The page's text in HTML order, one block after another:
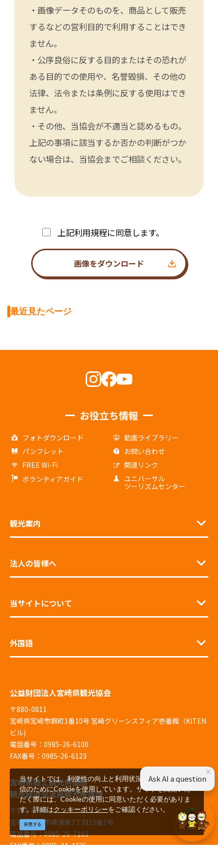
・画像データそのものを、商品として販売
するなどの営利目的で利用することはでき
ません。
・公序良俗に反する目的またはその恐れが
ある目的での使用や、名誉毀損、その他の
法律、法令または条例に反する使用はでき
ません。
・その他、当協会が不適当と認めるもの。
上記の事項に該当するか否かの判断がつか
ない場合は、当協会までご相談ください。
上記利用規程に同意します。
画像をダウンロード
最近見たページ
お役立ち情報
フォトダウンロード
動画ライブラリー
パンフレット
お問い合わせ
FREE Wi-Fi
関連リンク
ボランティアガイド
ユニバーサル
ツーリズムセンター
観光案内
法人の皆様へ
当サイトについて
外国語
公益財団法人宮崎県観光協会
〒880-0811
宮崎県宮崎市錦町1番10号 宮崎グリーンスフィア壱番館（KITEN
ビル)
電話番号：0985-26-6100
FAX番号：0985-26-6123
宮崎県商工観光労働部
観光経済交流局観光推進課
〒880-8501
宮崎県宮崎市橘通東2丁目10番1号
電話番号：0985-26-7103
FAX番号：0985-44-4725
当サイトでは、利便性の向上と利用状況の解析、広告配
信のためにCookieを使用しています。サイトを閲覧いた
だく際には、Cookieの使用に同意いただく必要がありま
す。詳細はクッキーポリシーをご確認ください。
同意する
×
Ask AI a question